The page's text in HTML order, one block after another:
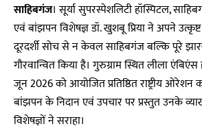
साहिबगंज। सूर्या सुपरस्पेशलिटी हॉस्पिटल,
एवं बांझपन विशेषज्ञ डॉ. खुशबू प्रिया ने अपने
दूरदर्शी सोच से न केवल साहिबगंज बल्कि पूरे
गौरवान्वित किया है। गुरुग्राम स्थित लीला
जून 2026 को आयोजित प्रतिष्ठित राष्ट्रीय ओरेशन
बांझपन के निदान एवं उपचार पर प्रस्तुत उनके
विशेषज्ञों ने सराहा।